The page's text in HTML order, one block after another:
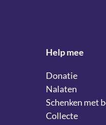
Help mee
Donatie
Nalaten
Schenken met
Collecte